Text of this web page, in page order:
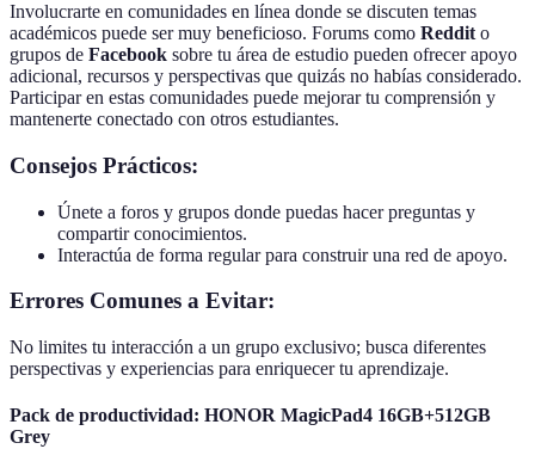
Involucrarte en comunidades en línea donde se discuten temas
académicos puede ser muy beneficioso. Forums como Reddit o
grupos de Facebook sobre tu área de estudio pueden ofrecer apoyo
adicional, recursos y perspectivas que quizás no habías considerado.
Participar en estas comunidades puede mejorar tu comprensión y
mantenerte conectado con otros estudiantes.
Consejos Prácticos:
Únete a foros y grupos donde puedas hacer preguntas y
compartir conocimientos.
Interactúa de forma regular para construir una red de apoyo.
Errores Comunes a Evitar:
No limites tu interacción a un grupo exclusivo; busca diferentes
perspectivas y experiencias para enriquecer tu aprendizaje.
Pack de productividad: HONOR MagicPad4 16GB+512GB
Grey